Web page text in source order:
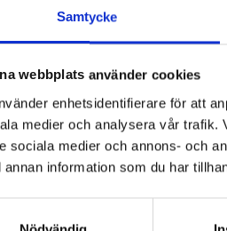
Samtycke
webbplats använder cookies
enhetsidentifierare för att
medier och analysera vår trafik.
sociala medier och annons- och
annan information som du har